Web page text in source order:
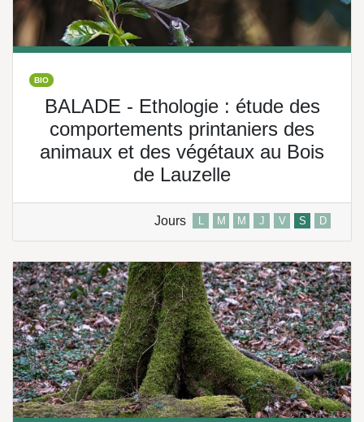
BIO
BALADE - Ethologie : étude des
comportements printaniers des
animaux et des végétaux au Bois
de Lauzelle
Jours L M M J V S D